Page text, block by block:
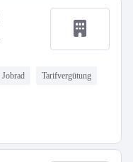
Jobrad Tarifvergütung